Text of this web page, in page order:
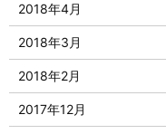
2018年4月
2018年3月
2018年2月
2017年12月